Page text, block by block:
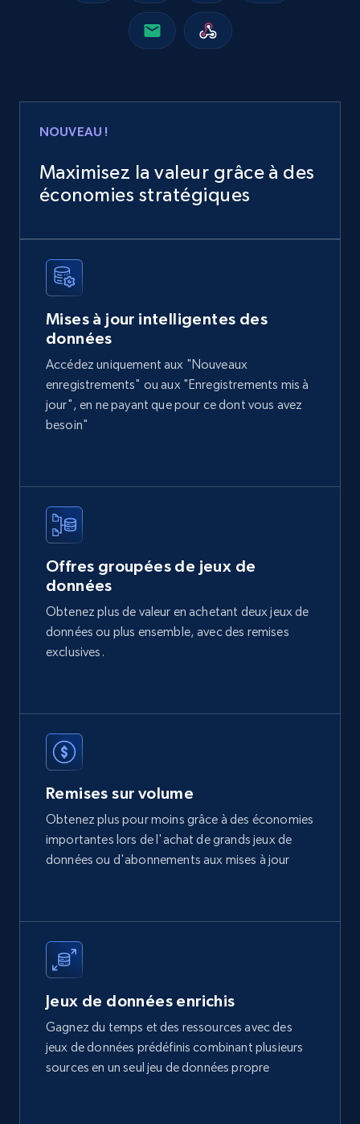
Inmuebles24 Mexico - Properties Listings
Precio, Publicado hace, CreatedDate, and more.
Real estate
515+
Metrocuadrado - Properties Listings
URL, ID, Precio, Habitaciones, Banos, Dimension
Real estate
402+ 21+ Buy Now
Toctoc - Properties Listings
Real estate
362+ 10+
Type, Name, Estrato, Habitaciones, Banos, M2,
Descripcion, Precio, and more.
Real estate
360+ 20+ Buy Now
NOUVEAU !
Maximisez la valeur grâce à des
économies stratégiques
Mises à jour intelligentes des
données
Accédez uniquement aux "Nouveaux
enregistrements" ou aux "Enregistrements mis à
jour", en ne payant que pour ce dont vous avez
besoin"
Offres groupées de jeux de
données
Obtenez plus de valeur en achetant deux jeux de
données ou plus ensemble, avec des remises
exclusives.
Remises sur volume
Obtenez plus pour moins grâce à des économies
importantes lors de l'achat de grands jeux de
données ou d'abonnements aux mises à jour
Jeux de données enrichis
Gagnez du temps et des ressources avec des
jeux de données prédéfinis combinant plusieurs
sources en un seul jeu de données propre